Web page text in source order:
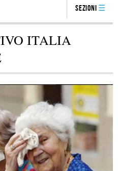
Sezioni
ITALIA